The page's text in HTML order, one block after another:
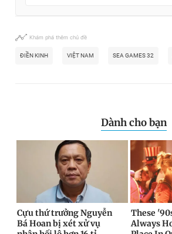
Khám phá thêm chủ đề
ĐIỀN KINH VIỆT NAM SEA GAMES 32